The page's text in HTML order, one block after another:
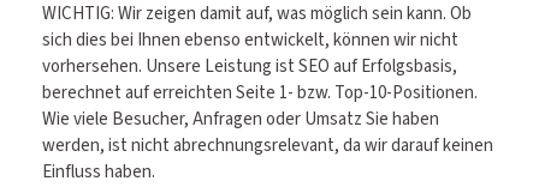
WICHTIG: Wir zeigen damit auf, was möglich sein kann. Ob
sich dies bei Ihnen ebenso entwickelt, können wir nicht
vorhersehen. Unsere Leistung ist SEO auf Erfolgsbasis,
berechnet auf erreichten Seite 1- bzw. Top-10-Positionen.
Wie viele Besucher, Anfragen oder Umsatz Sie haben
werden, ist nicht abrechnungsrelevant, da wir darauf keinen
Einfluss haben.